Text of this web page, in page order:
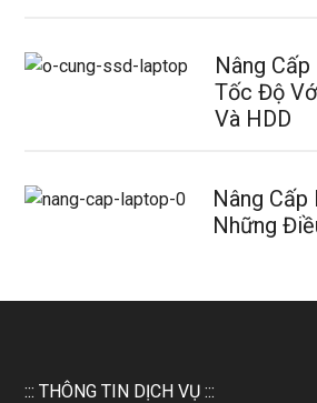
Nâng
Tốc Độ
Và HDD
Nâng Cấp
Những
::: THÔNG TIN DỊCH VỤ :::